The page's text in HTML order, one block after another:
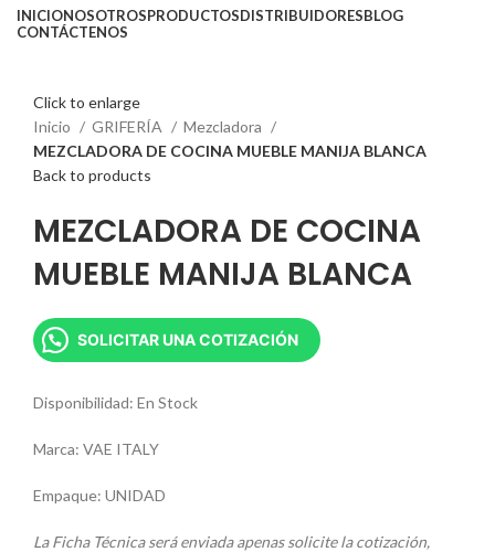
INICIONOSOTROSPRODUCTOSDISTRIBUIDORESBLOG
CONTÁCTENOS
Click to enlarge
Inicio
GRIFERÍA
Mezcladora
MEZCLADORA DE COCINA MUEBLE MANIJA BLANCA
Back to products
MEZCLADORA DE COCINA
MUEBLE MANIJA BLANCA
SOLICITAR UNA COTIZACIÓN
Disponibilidad: En Stock
Marca: VAE ITALY
Empaque: UNIDAD
La Ficha Técnica será enviada apenas solicite la cotización,